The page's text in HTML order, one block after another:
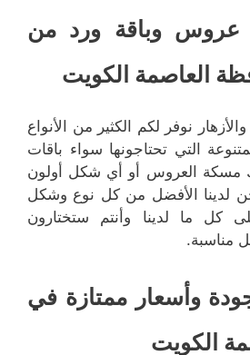
وباقة ورد من
العاصمة الكويت
نوفر لكم الكثير من الأنواع
التي تحتاجونها سواء باقات
مسكة العروس أو أي شكل أولون
لدينا الأفضل من كل نوع وشكل
كل ما لدينا وأنتم ستختارون
مناسبة.
وأسعار ممتازة في
الكويت